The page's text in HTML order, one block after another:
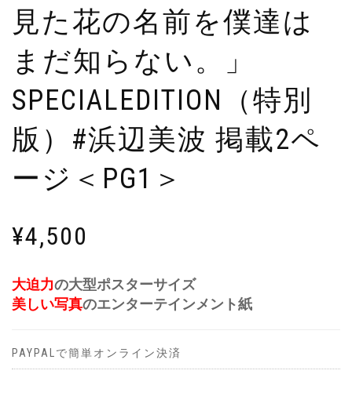
見た花の名前を僕達は
まだ知らない。」
SPECIALEDITION（特別
版）#浜辺美波 掲載2ペ
ージ＜PG1＞
¥4,500
大迫力の大型ポスターサイズ
美しい写真のエンターテインメント紙
PAYPALで簡単オンライン決済